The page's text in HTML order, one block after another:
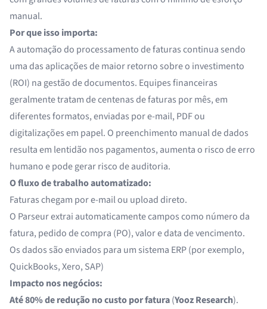
manual.
Por que isso importa:
Aautomação do processamento de faturascontinua sendo
uma das aplicações de maior retorno sobre o investimento
(ROI) na gestão de documentos. Equipes financeiras
geralmente tratam de centenas de faturas por mês, em
diferentes formatos, enviadas por e-mail, PDF ou
digitalizações em papel. O preenchimento manual de dados
resulta em lentidão nos pagamentos, aumenta o risco de erro
humano e pode gerar risco de auditoria.
O fluxo de trabalho automatizado:
Faturas chegam por e-mail ou upload direto.
O Parseur extrai automaticamente campos como número da
fatura, pedido de compra (PO), valor e data de vencimento.
Os dados são enviados para um sistema ERP (por exemplo,
QuickBooks, Xero, SAP)
Impacto nos negócios:
Até 80% de redução no custo por fatura(Yooz Research).